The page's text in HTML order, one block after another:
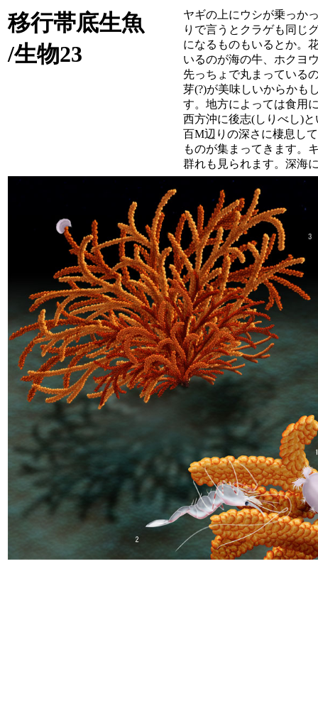
移行帯底生魚
/生物23
ヤギの上にウシが乗っか
りで言うとクラゲも同じ
になるものもいるとか。
いるのが海の牛、ホクヨ
先っちょで丸まっている
芽(?)が美味しいからかも
す。地方によっては食用
西方沖に後志(しりべし)
百M辺りの深さに棲息し
ものが集まってきます。
群れも見られます。深海